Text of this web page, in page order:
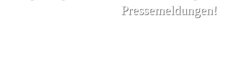
Pressemeldungen!